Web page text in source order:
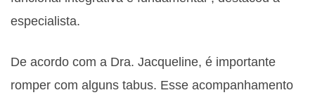
especialista.
De acordo com a Dra. Jacqueline, é importante
romper com alguns tabus. Esse acompanhamento